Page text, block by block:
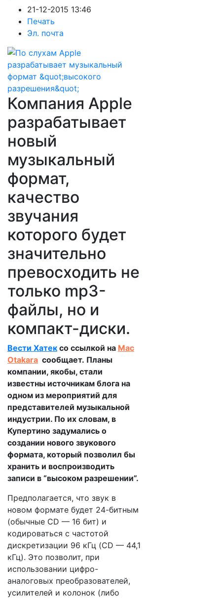
21-12-2015 13:46
Печать
Эл. почта
Компания Apple
разрабатывает
новый
музыкальный
формат,
качество
звучания
которого будет
значительно
превосходить не
только mp3-
файлы, но и
компакт-диски.
Вести Хатек со ссылкой на Mac
Otakara сообщает. Планы
компании, якобы, стали
известны источникам блога на
одном из мероприятий для
представителей музыкальной
индустрии. По их словам, в
Купертино задумались о
создании нового звукового
формата, который позволил бы
хранить и воспроизводить
записи в “высоком разрешении”.
Предполагается, что звук в
новом формате будет 24-битным
(обычные CD — 16 бит) и
кодироваться с частотой
дискретизации 96 кГц (CD — 44,1
кГц). Это позволит, при
использовании цифро-
аналоговых преобразователей,
усилителей и колонок (либо